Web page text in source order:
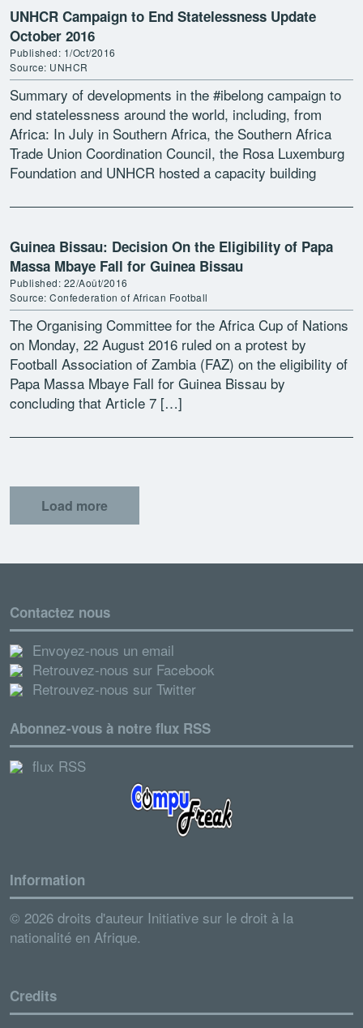
UNHCR Campaign to End Statelessness Update
October 2016
Published: 1/Oct/2016
Source: UNHCR
Summary of developments in the #ibelong campaign to
end statelessness around the world, including, from
Africa: In July in Southern Africa, the Southern Africa
Trade Union Coordination Council, the Rosa Luxemburg
Foundation and UNHCR hosted a capacity building
Guinea Bissau: Decision On the Eligibility of Papa
Massa Mbaye Fall for Guinea Bissau
Published: 22/Août/2016
Source: Confederation of African Football
The Organising Committee for the Africa Cup of Nations
on Monday, 22 August 2016 ruled on a protest by
Football Association of Zambia (FAZ) on the eligibility of
Papa Massa Mbaye Fall for Guinea Bissau by
concluding that Article 7 […]
Load more
Contactez nous
Envoyez-nous un email
Retrouvez-nous sur Facebook
Retrouvez-nous sur Twitter
Abonnez-vous à notre flux RSS
flux RSS
Information
© 2026 droits d'auteur Initiative sur le droit à la
nationalité en Afrique.
Credits